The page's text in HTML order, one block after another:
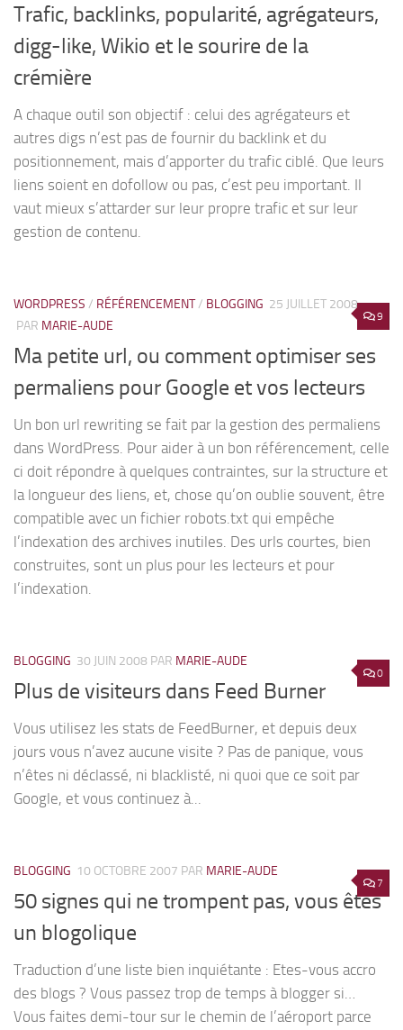
Trafic, backlinks, popularité, agrégateurs,
digg-like, Wikio et le sourire de la
crémière
A chaque outil son objectif : celui des agrégateurs et
autres digs n’est pas de fournir du backlink et du
positionnement, mais d’apporter du trafic ciblé. Que leurs
liens soient en dofollow ou pas, c’est peu important. Il
vaut mieux s’attarder sur leur propre trafic et sur leur
gestion de contenu.
9
WORDPRESS / RÉFÉRENCEMENT/ BLOGGING 25 JUILLET 2008
PAR MARIE-AUDE
Ma petite url, ou comment optimiser ses
permaliens pour Google et vos lecteurs
Un bon url rewriting se fait par la gestion des permaliens
dans WordPress. Pour aider à un bon référencement, celle
ci doit répondre à quelques contraintes, sur la structure et
la longueur des liens, et, chose qu’on oublie souvent, être
compatible avec un fichier robots.txt qui empêche
l’indexation des archives inutiles. Des urls courtes, bien
construites, sont un plus pour les lecteurs et pour
l’indexation.
0
BLOGGING 30 JUIN 2008 PAR MARIE-AUDE
Plus de visiteurs dans Feed Burner
Vous utilisez les stats de FeedBurner, et depuis deux
jours vous n’avez aucune visite ? Pas de panique, vous
n’êtes ni déclassé, ni blacklisté, ni quoi que ce soit par
Google, et vous continuez à...
7
BLOGGING 10 OCTOBRE 2007 PAR MARIE-AUDE
50 signes qui ne trompent pas, vous êtes
un blogolique
Traduction d’une liste bien inquiétante : Etes-vous accro
des blogs ? Vous passez trop de temps à blogger si…
Vous faites demi-tour sur le chemin de l’aéroport parce